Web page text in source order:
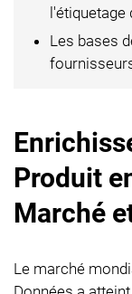
l'étiquetage
Les bases
Produit
Marché
Le marché